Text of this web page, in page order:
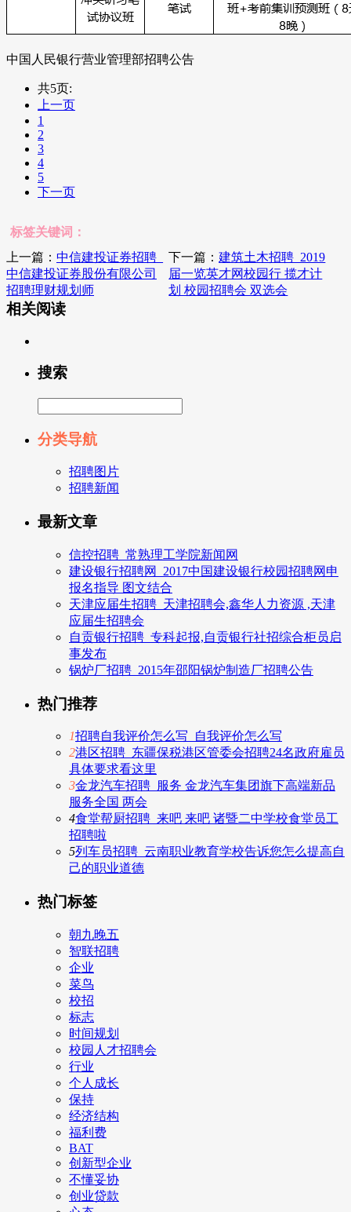
中国人民银行营业管理部招聘公告
共5页:
上一页
1
2
3
4
5
下一页
标签关键词：
上一篇： 中信建投证券招聘_
中信建投证券股份有限公司
招聘理财规划师
下一篇：建筑土木招聘_2019
届一览英才网校园行 揽才计
划 校园招聘会 双选会
相关阅读
搜索
分类导航
招聘图片
招聘新闻
最新文章
信控招聘_常熟理工学院新闻网
建设银行招聘网_2017中国建设银行校园招聘网申
报名指导 图文结合
天津应届生招聘_天津招聘会,鑫华人力资源 ,天津
应届生招聘会
自贡银行招聘_专科起报,自贡银行社招综合柜员启
事发布
锅炉厂招聘_2015年邵阳锅炉制造厂招聘公告
热门推荐
1招聘自我评价怎么写_自我评价怎么写
2港区招聘_东疆保税港区管委会招聘24名政府雇员
具体要求看这里
3金龙汽车招聘_服务 金龙汽车集团旗下高端新品
服务全国 两会
4食堂帮厨招聘_来吧 来吧 诸暨二中学校食堂员工
招聘啦
5列车员招聘_云南职业教育学校告诉您怎么提高自
己的职业道德
热门标签
朝九晚五
智联招聘
企业
菜鸟
校招
标志
时间规划
校园人才招聘会
行业
个人成长
保持
经济结构
福利费
BAT
创新型企业
不懂妥协
创业贷款